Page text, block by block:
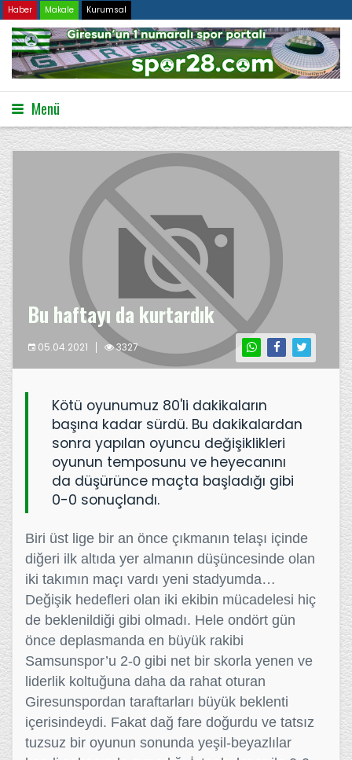
Haber Makale Kurumsal
Menü
Bu haftayı da kurtardık
05.04.2021 3327
Kötü oyunumuz 80'li dakikaların
başına kadar sürdü. Bu dakikalardan
sonra yapılan oyuncu değişiklikleri
oyunun temposunu ve heyecanını
da düşürünce maçta başladığı gibi
0-0 sonuçlandı.
Biri üst lige bir an önce çıkmanın telaşı içinde
diğeri ilk altıda yer almanın düşüncesinde olan
iki takımın maçı vardı yeni stadyumda…
Değişik hedefleri olan iki ekibin mücadelesi hiç
de beklenildiği gibi olmadı. Hele ondört gün
önce deplasmanda en büyük rakibi
Samsunspor’u 2-0 gibi net bir skorla yenen ve
liderlik koltuğuna daha da rahat oturan
Giresunspordan taraftarları büyük beklenti
içerisindeydi. Fakat dağ fare doğurdu ve tatsız
tuzsuz bir oyunun sonunda yeşil-beyazlılar